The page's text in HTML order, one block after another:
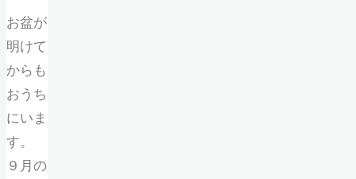
お盆が
明けて
からも
おうち
にいま
す。
９月の